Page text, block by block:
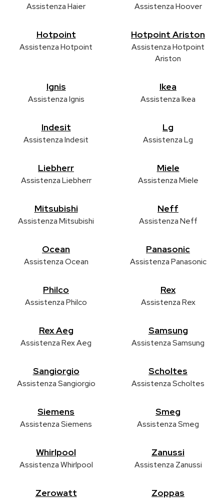
Assistenza Haier Assistenza Hoover
Hotpoint
Assistenza Hotpoint
Hotpoint Ariston
Assistenza Hotpoint
Ariston
Ignis
Assistenza Ignis
Ikea
Assistenza Ikea
Indesit
Assistenza Indesit
Lg
Assistenza Lg
Liebherr
Assistenza Liebherr
Miele
Assistenza Miele
Mitsubishi
Assistenza Mitsubishi
Neff
Assistenza Neff
Ocean
Assistenza Ocean
Panasonic
Assistenza Panasonic
Philco
Assistenza Philco
Rex
Assistenza Rex
Rex Aeg
Assistenza Rex Aeg
Samsung
Assistenza Samsung
Sangiorgio
Assistenza Sangiorgio
Scholtes
Assistenza Scholtes
Siemens
Assistenza Siemens
Smeg
Assistenza Smeg
Whirlpool
Assistenza Whirlpool
Zanussi
Assistenza Zanussi
Zerowatt Zoppas